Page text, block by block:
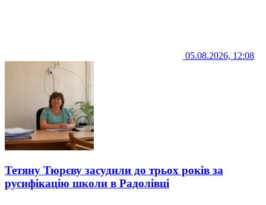
05.08.2026, 12:08
Тетяну Тюрєву засудили до трьох років за
русифікацію школи в Радолівці